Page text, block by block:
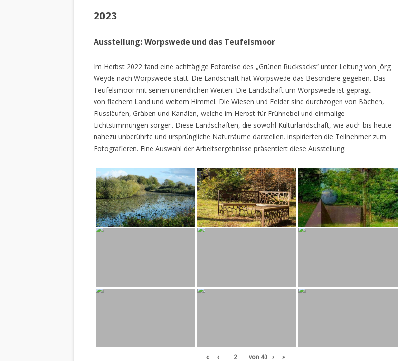
2023
Ausstellung: Worpswede und das Teufelsmoor
Im Herbst 2022 fand eine achttägige Fotoreise des „Grünen Rucksacks“ unter Leitung von Jörg
Weyde nach Worpswede statt. Die Landschaft hat Worpswede das Besondere gegeben. Das
Teufelsmoor mit seinen unendlichen Weiten. Die Landschaft um Worpswede ist geprägt
von flachem Land und weitem Himmel. Die Wiesen und Felder sind durchzogen von Bächen,
Flussläufen, Gräben und Kanälen, welche im Herbst für Frühnebel und einmalige
Lichtstimmungen sorgen. Diese Landschaften, die sowohl Kulturlandschaft, wie auch bis heute
nahezu unberührte und ursprüngliche Naturräume darstellen, inspirierten die Teilnehmer zum
Fotografieren. Eine Auswahl der Arbeitsergebnisse präsentiert diese Ausstellung.
« ‹ von 40 › »